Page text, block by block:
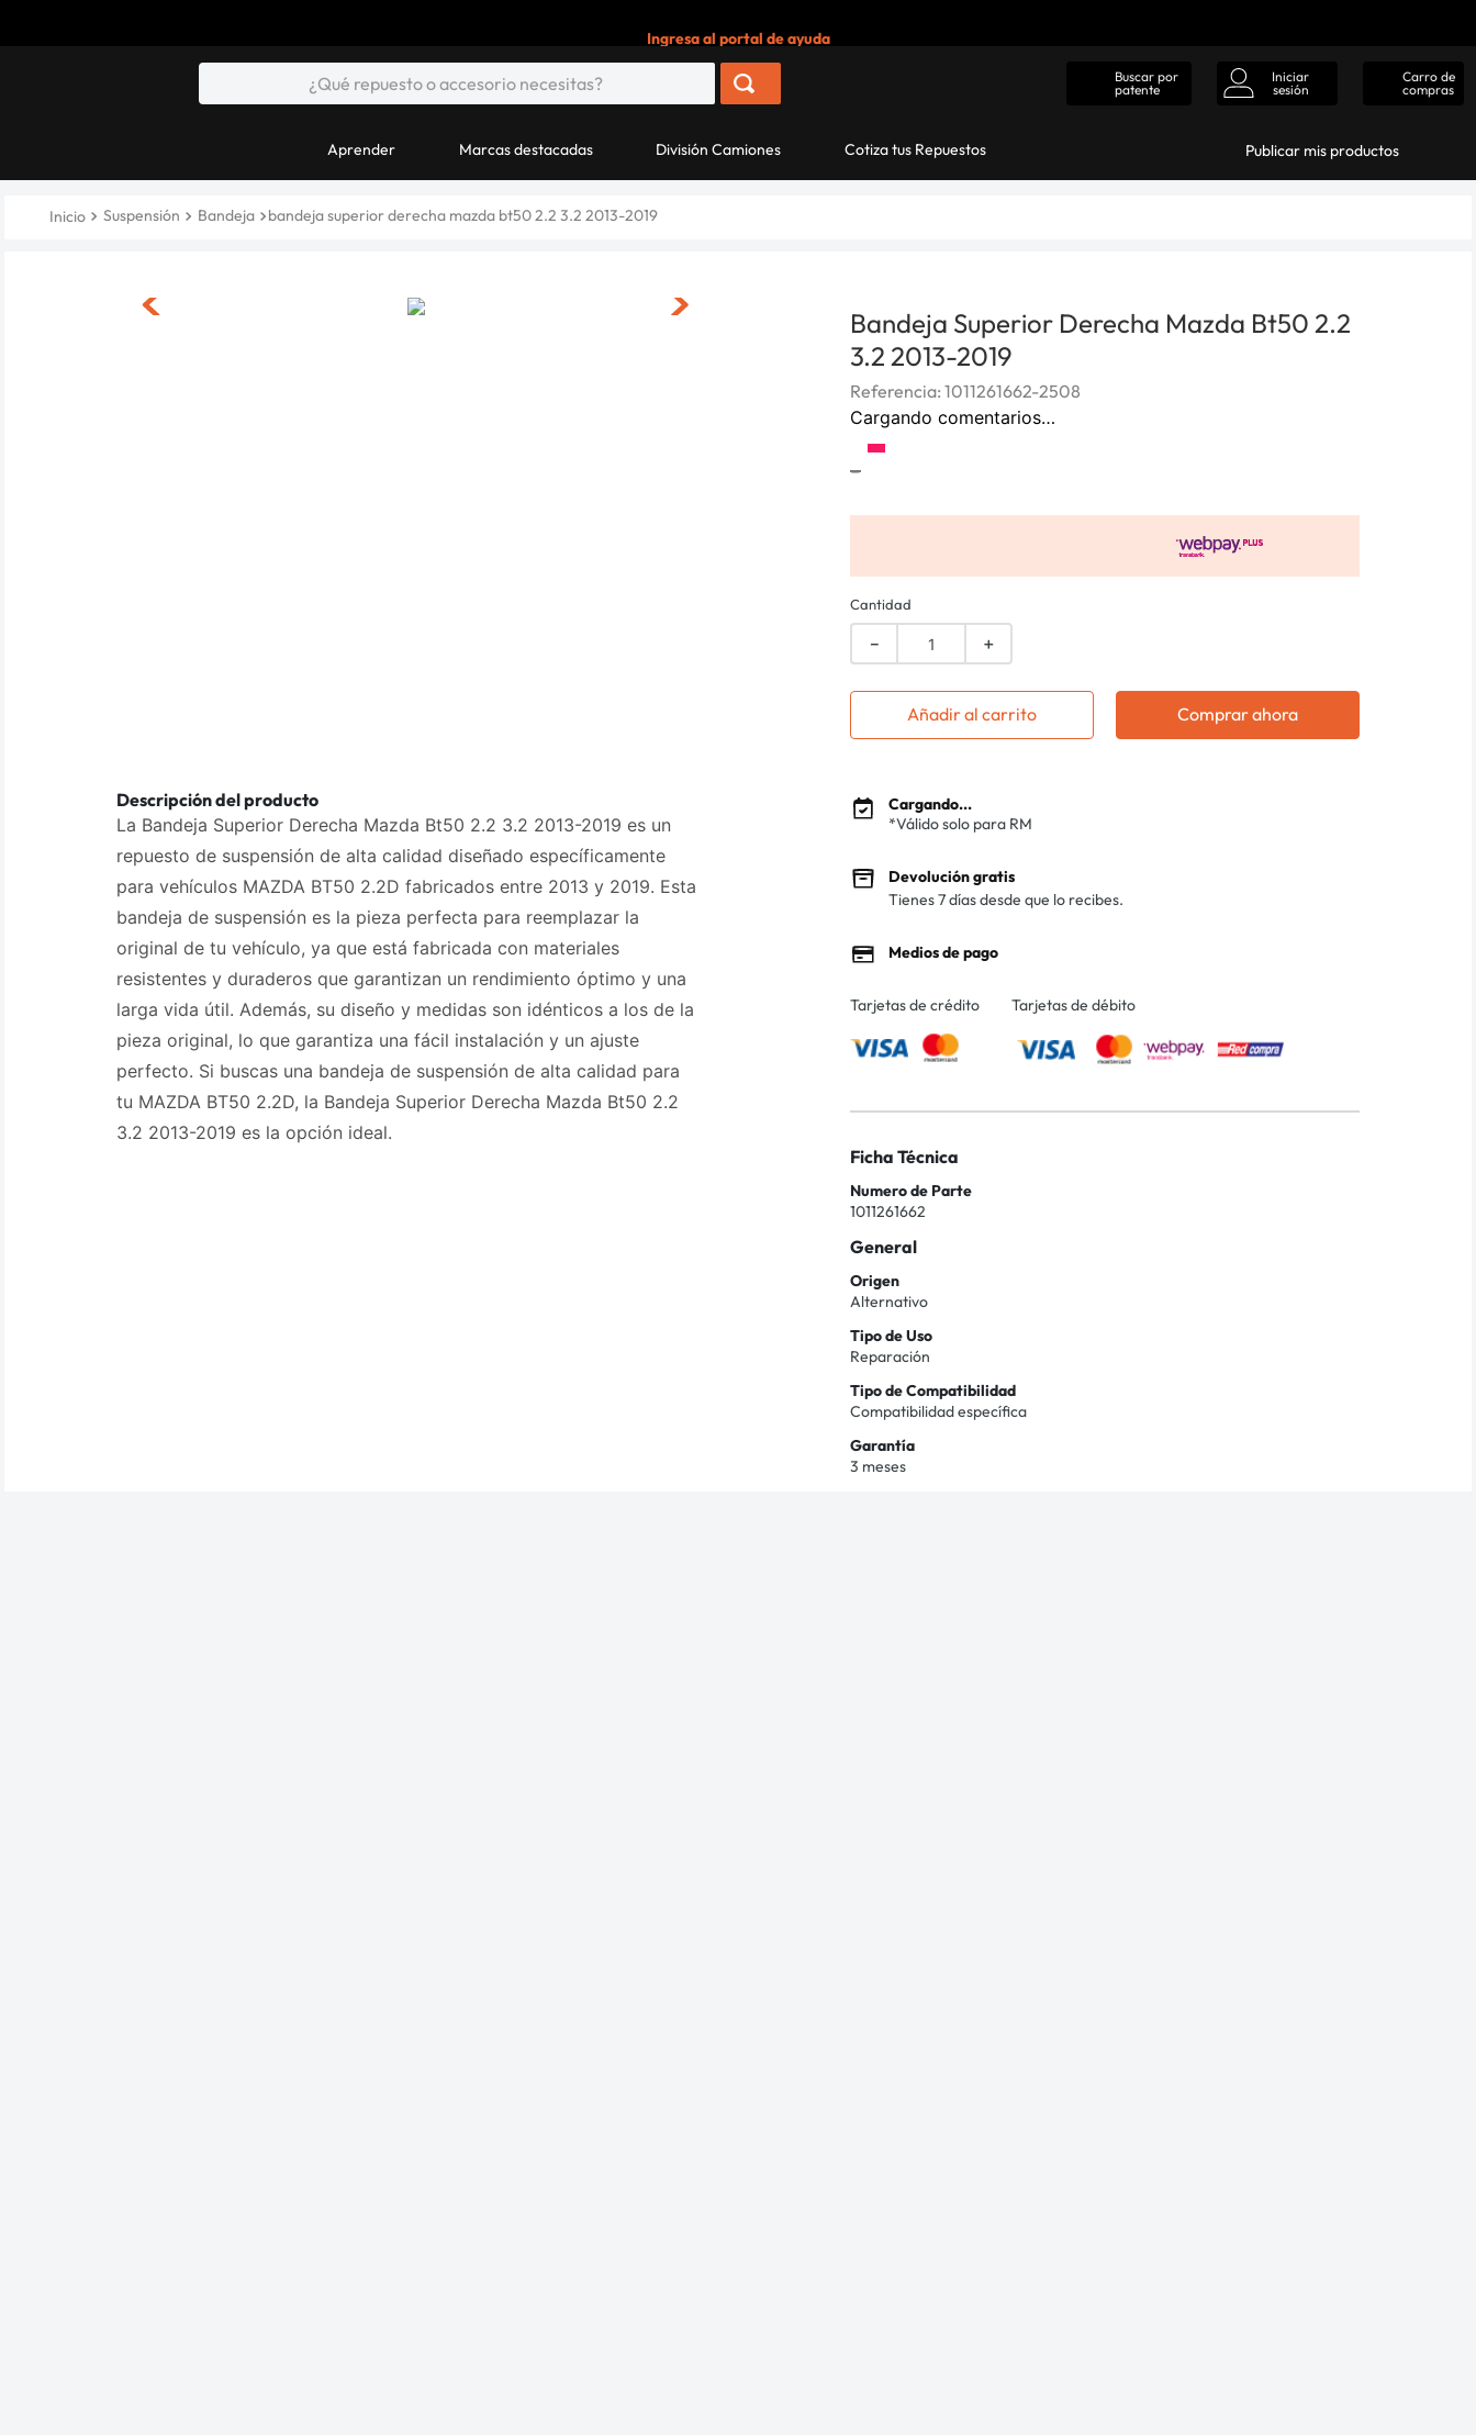
Ingresa al portal de ayuda
Buscar por
patente
Iniciar
sesión
Carro de
compras
Aprender Marcas destacadas División Camiones Cotiza tus Repuestos Publicar mis productos
Suspensión Bandeja bandeja superior derecha mazda bt50 2.2 3.2 2013-2019
Descripción del producto
La Bandeja Superior Derecha Mazda Bt50 2.2 3.2 2013-2019 es un
repuesto de suspensión de alta calidad diseñado específicamente
para vehículos MAZDA BT50 2.2D fabricados entre 2013 y 2019. Esta
bandeja de suspensión es la pieza perfecta para reemplazar la
original de tu vehículo, ya que está fabricada con materiales
resistentes y duraderos que garantizan un rendimiento óptimo y una
larga vida útil. Además, su diseño y medidas son idénticos a los de la
pieza original, lo que garantiza una fácil instalación y un ajuste
perfecto. Si buscas una bandeja de suspensión de alta calidad para
tu MAZDA BT50 2.2D, la Bandeja Superior Derecha Mazda Bt50 2.2
3.2 2013-2019 es la opción ideal.
Bandeja Superior Derecha Mazda Bt50 2.2
3.2 2013-2019
Referencia: 1011261662-2508
Cargando comentarios…
-
Cantidad
＋
－
Añadir al carrito Comprar ahora
Cargando...
*Válido solo para RM
Devolución gratis
Tienes 7 días desde que lo recibes.
Medios de pago
Tarjetas de crédito Tarjetas de débito
Ficha Técnica
Numero de Parte
1011261662
General
Origen
Alternativo
Tipo de Uso
Reparación
Tipo de Compatibilidad
Compatibilidad específica
Garantía
3 meses